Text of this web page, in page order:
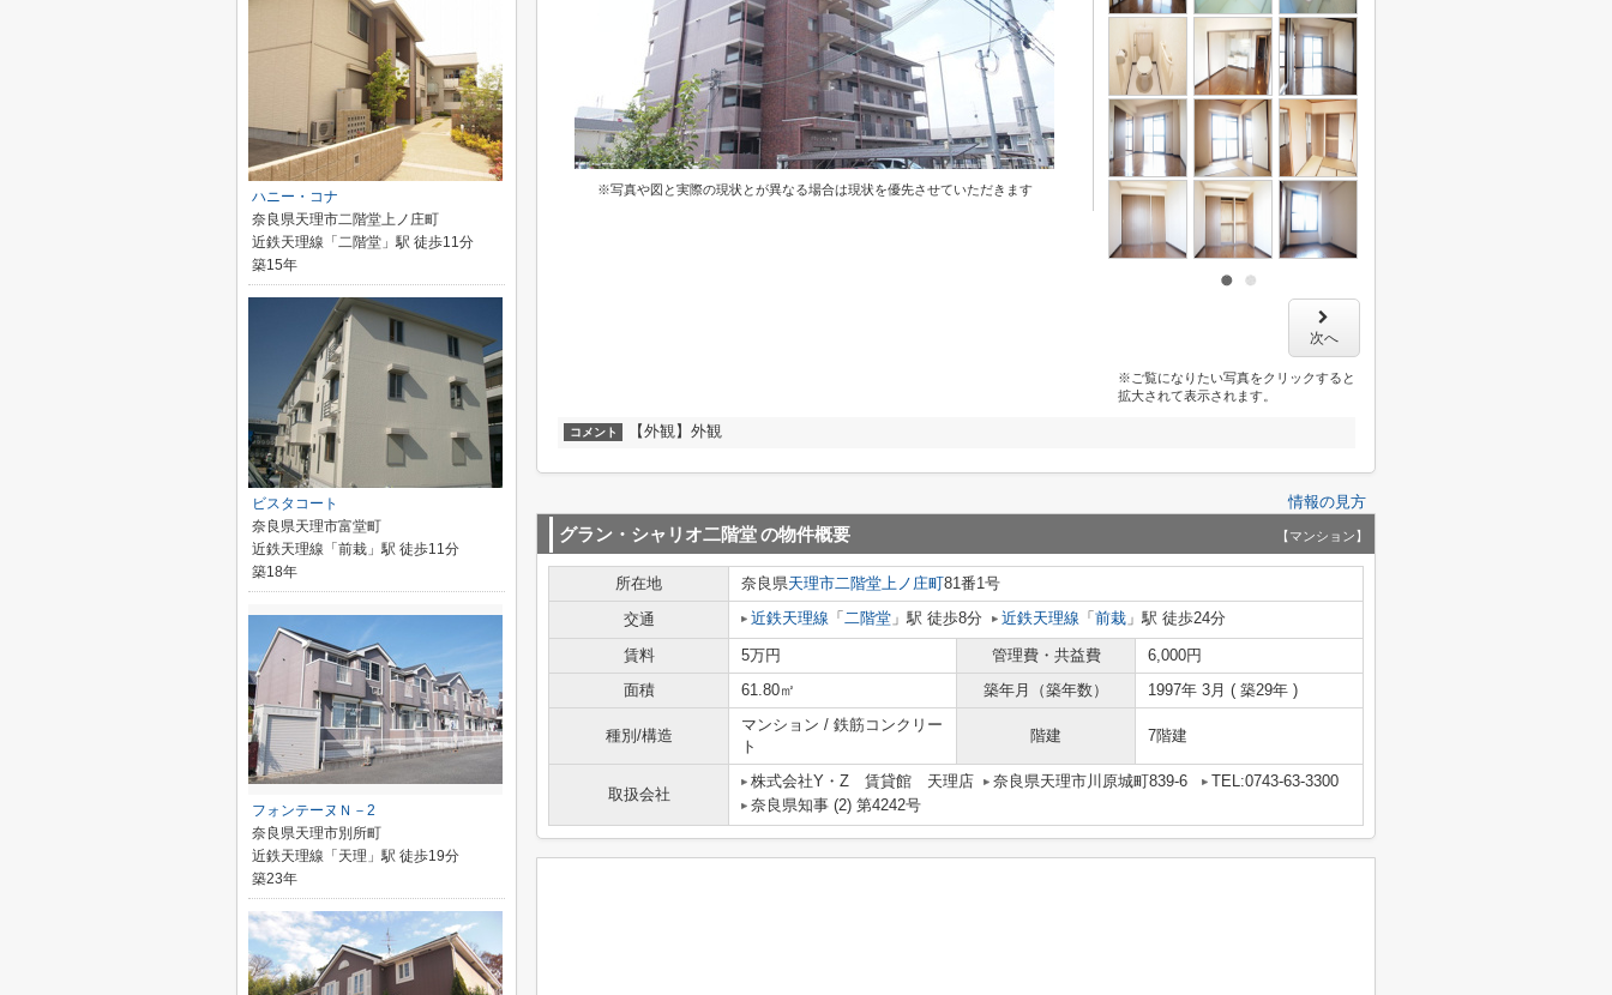
※写真や図と実際の現状とが異なる場合は現状を優先させていただきます
次へ
※ご覧になりたい写真をクリックすると
拡大されて表示されます。
コメント 【外観】外観
情報の見方
グラン・シャリオ二階堂の物件概要 【マンション】
所在地 奈良県天理市二階堂上ノ庄町81番1号
交通
近鉄天理線 「 二階堂 」駅 徒歩8分 近鉄天理線 「 前栽 」駅 徒歩24分
賃料 5万円 管理費・共益費
6,000円
面積
61.80㎡ 築年月（築年数） 1997年 3月 ( 築29年 )
種別/構造
マンション / 鉄筋コンクリー
ト
階建 7階建
取扱会社
株式会社Y・Z 賃貸館 天理店 奈良県天理市川原城町839-6
TEL:0743-63-3300
奈良県知事 (2) 第4242号
ハニー・コナ
奈良県天理市二階堂上ノ庄町
近鉄天理線「二階堂」駅 徒歩11分
築15年
ビスタコート
奈良県天理市富堂町
近鉄天理線「前栽」駅 徒歩11分
築18年
フォンテーヌＮ－2
奈良県天理市別所町
近鉄天理線「天理」駅 徒歩19分
築23年